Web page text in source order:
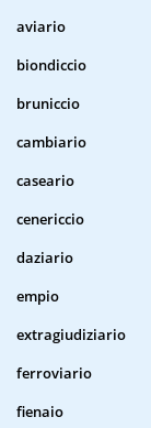
aviario
biondiccio
bruniccio
cambiario
caseario
cenericcio
daziario
empio
extragiudiziario
ferroviario
fienaio